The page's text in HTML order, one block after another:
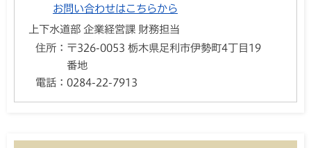
お問い合わせはこちらから
上下水道部 企業経営課 財務担当
住所： 〒326-0053 栃木県足利市伊勢町4丁目19
番地
電話： 0284-22-7913